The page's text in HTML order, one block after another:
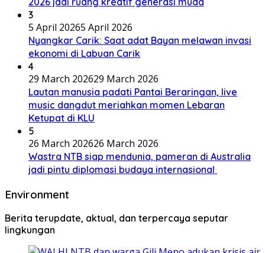
3
5 April 20265 April 2026
Nyangkar Carik: Saat adat Bayan melawan invasi
ekonomi di Labuan Carik
4
29 March 202629 March 2026
Lautan manusia padati Pantai Beraringan, live
music dangdut meriahkan momen Lebaran
Ketupat di KLU
5
26 March 202626 March 2026
Wastra NTB siap mendunia, pameran di Australia
jadi pintu diplomasi budaya internasional
Environment
Berita terupdate, aktual, dan terpercaya seputar
lingkungan